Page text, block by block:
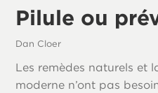
Pilule ou
Dan Cloer
Les remèdes naturels et
moderne n’ont pas